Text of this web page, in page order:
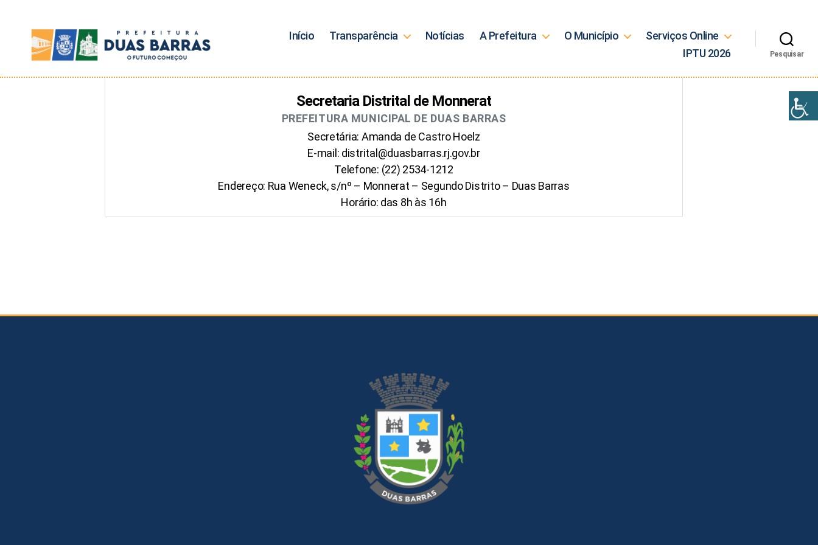
Prefeitura
Início Transparência Notícias A Prefeitura O Município
Serviços Online
IPTU 2026
Pesquisar
Secretaria Distrital de Monnerat
PREFEITURA MUNICIPAL DE DUAS BARRAS
Secretária: Amanda de Castro Hoelz
E-mail: distrital@duasbarras.rj.gov.br
Telefone: (22) 2534-1212
Endereço: Rua Weneck, s/nº – Monnerat – Segundo Distrito – Duas Barras
Horário: das 8h às 16h